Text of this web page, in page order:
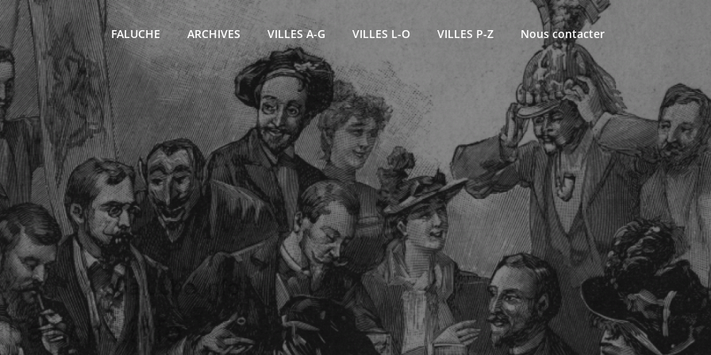
FALUCHE ARCHIVES VILLES A-G VILLES L-O VILLES P-Z Nous contacter